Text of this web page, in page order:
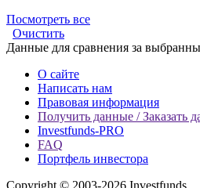
Посмотреть все
Очистить
Данные для сравнения за
О сайте
Написать нам
Правовая информация
Получить данные / Заказать
Investfunds-PRO
FAQ
Портфель инвестора
Copyright © 2003-2026 Investfunds